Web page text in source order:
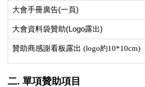
大會手冊廣告(一頁)
大會資料袋贊助(Logo露出)
贊助商感謝看板露出 (logo約10*10cm)
二. 單項贊助項目